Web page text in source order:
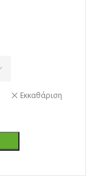
Εκκαθάριση